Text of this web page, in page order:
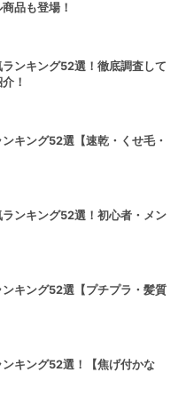
品も登場！
ンキング52選！徹底調査して
！
キング52選【速乾・くせ毛・
ンキング52選！初心者・メン
キング52選【プチプラ・髪質
キング52選！【焦げ付かな